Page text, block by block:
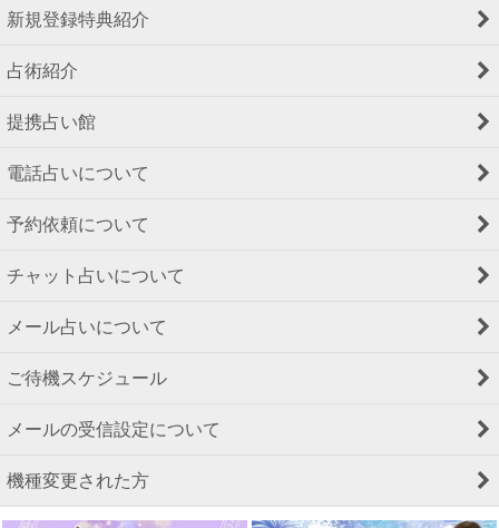
新規登録特典紹介
占術紹介
提携占い館
電話占いについて
予約依頼について
チャット占いについて
メール占いについて
ご待機スケジュール
メールの受信設定について
機種変更された方